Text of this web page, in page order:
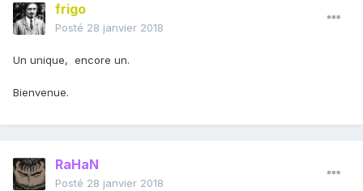
frigo
Posté 28 janvier 2018
Un unique, encore un.
Bienvenue.
RaHaN
Posté 28 janvier 2018